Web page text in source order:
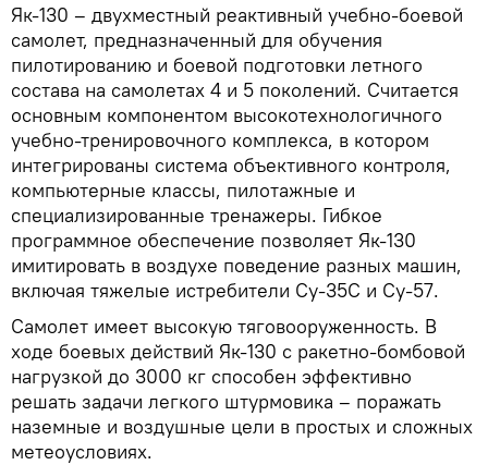
Як-130 – двухместный реактивный учебно-боевой
самолет, предназначенный для обучения
пилотированию и боевой подготовки летного
состава на самолетах 4 и 5 поколений. Считается
основным компонентом высокотехнологичного
учебно-тренировочного комплекса, в котором
интегрированы система объективного контроля,
компьютерные классы, пилотажные и
специализированные тренажеры. Гибкое
программное обеспечение позволяет Як-130
имитировать в воздухе поведение разных машин,
включая тяжелые истребители Су-35С и Су-57.
Самолет имеет высокую тяговооруженность. В
ходе боевых действий Як-130 с ракетно-бомбовой
нагрузкой до 3000 кг способен эффективно
решать задачи легкого штурмовика – поражать
наземные и воздушные цели в простых и сложных
метеоусловиях.